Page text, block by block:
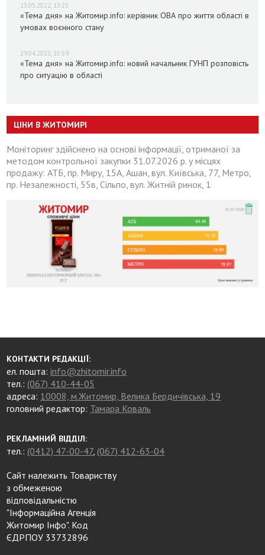
13.05.2022, 13:25
«Тема дня» на Житомир.info: керівник ОВА про життя області в
умовах воєнного стану
29.04.2022, 10:59
«Тема дня» на Житомир.info: новий начальник ГУНП розповість
про ситуацію в області
ЦІНИ В ЖИТОМИРІ
Моніторинг здійснено на основі інформації, отриманої за
методом контрольної закупки 31.07.2026 р. у місцях
продажу: АТБ, пр. Миру, 15А, Ашан, вул. Київська, 77, Метро,
пр. Незалежності, 55в, Сільпо, вул. Житній ринок, 1
КОНТАКТИ РЕДАКЦІЇ:
ел. пошта:info@zhitomir.info
тел.: (067) 410-44-05
адреса: 10008, м.Житомир, Велика Бердичівська, 19
головний редактор: Тамара Коваль
РЕКЛАМНИЙ ВІДДІЛ:
тел.: (0412) 47-00-47, (067) 412-63-04
Сайт належить Товариству
з обмеженою
відповідальністю
"Інформаційна Агенція
Житомир Інфо". Код
ЄДРПОУ 33732896